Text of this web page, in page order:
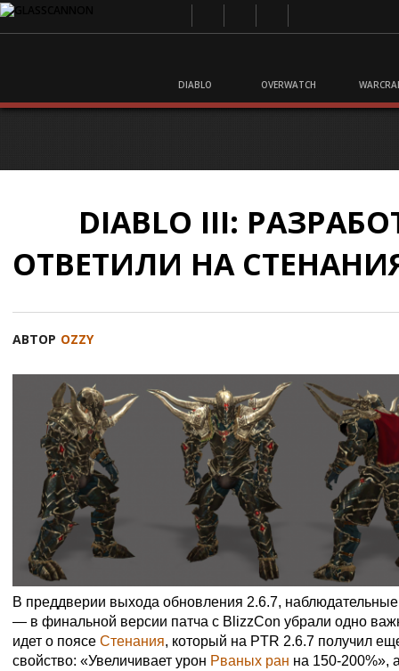
DIABLO OVERWATCH
DIABLO III:
ОТВЕТИЛИ НА
АВТОР OZZY
В преддверии выхода обновления 2.6.7,
— в финальной версии патча с BlizzCon убрали одно
идет о поясе Стенания, который на PTR 2.6.7 получил
свойство: «Увеличивает урон Рваных ран на 150-200%»,